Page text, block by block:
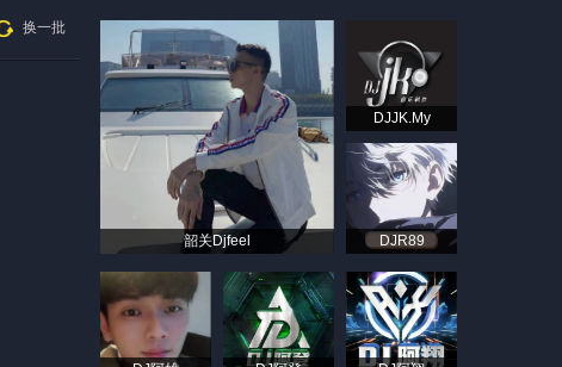
换一批
韶关Djfeel
DJJK.My
DJR89